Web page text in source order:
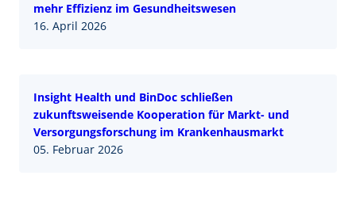
mehr Effizienz im Gesundheitswesen
16. April 2026
Insight Health und BinDoc schließen
zukunftsweisende Kooperation für Markt- und
Versorgungsforschung im Krankenhausmarkt
05. Februar 2026